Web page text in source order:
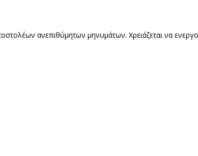
ανεπιθύμητων μηνυμάτων. Χρειάζεται να